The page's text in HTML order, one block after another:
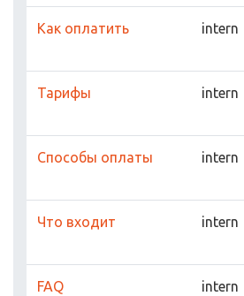
Как оплатить intern
Тарифы intern
Способы оплаты intern
Что входит intern
FAQ intern